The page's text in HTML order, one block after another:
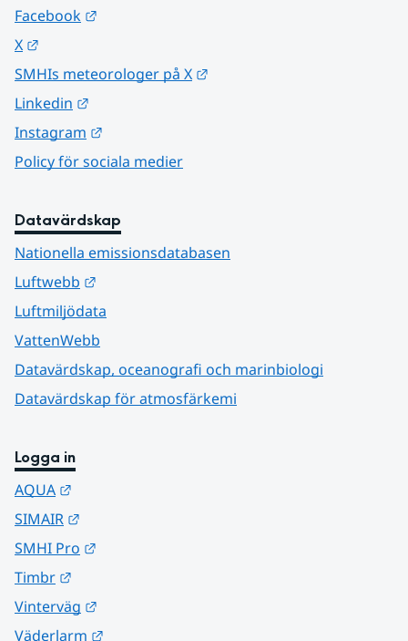
Facebook
X
SMHIs meteorologer på X
Linkedin
Instagram
Policy för sociala medier
Datavärdskap
Nationella emissionsdatabasen
Luftwebb
Luftmiljödata
VattenWebb
Datavärdskap, oceanografi och marinbiologi
Datavärdskap för atmosfärkemi
Logga in
AQUA
SIMAIR
SMHI Pro
Timbr
Vinterväg
Väderlarm